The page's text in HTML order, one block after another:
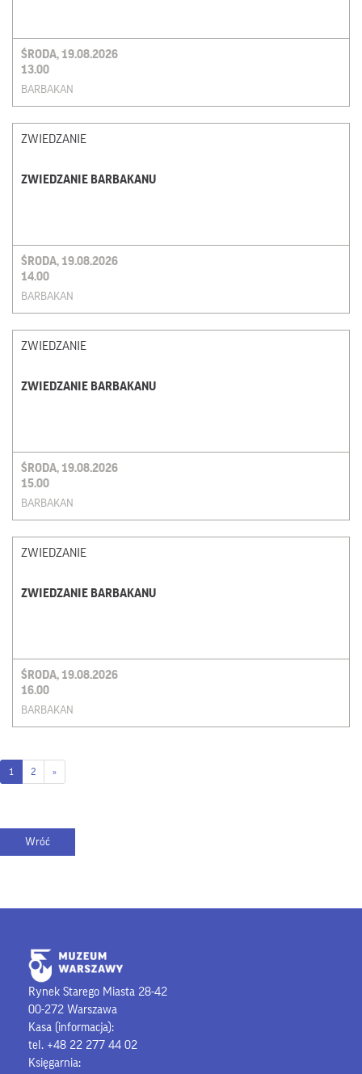
ŚRODA, 19.08.2026
13.00
BARBAKAN
ZWIEDZANIE
ZWIEDZANIE BARBAKANU
ŚRODA, 19.08.2026
14.00
BARBAKAN
ZWIEDZANIE
ZWIEDZANIE BARBAKANU
ŚRODA, 19.08.2026
15.00
BARBAKAN
ZWIEDZANIE
ZWIEDZANIE BARBAKANU
ŚRODA, 19.08.2026
16.00
BARBAKAN
1 2 »
Rynek Starego Miasta 28-42
00-272 Warszawa
Kasa (informacja):
tel. +48 22 277 44 02
Księgarnia: